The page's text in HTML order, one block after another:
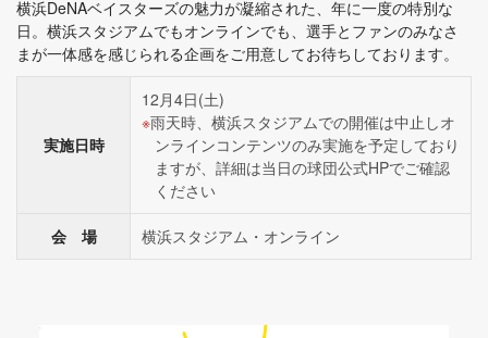
横浜DeNAベイスターズの魅力が凝縮された、年に一度の特別な
日。横浜スタジアムでもオンラインでも、選手とファンのみなさ
まが一体感を感じられる企画をご用意してお待ちしております。
実施日時
12月4日(土)
雨天時、横浜スタジアムでの開催は中止しオ
ンラインコンテンツのみ実施を予定しており
ますが、詳細は当日の球団公式HPでご確認
ください
会 場 横浜スタジアム・オンライン